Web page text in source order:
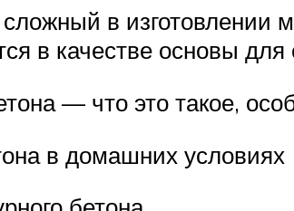
в изготовлении
в качестве основы для
— что это такое,
в домашних условиях